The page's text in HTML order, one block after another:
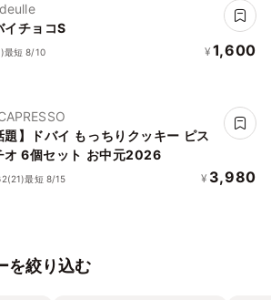
イチョコS
最短 8/10 ¥ 1,600
題】ドバイ もっちりクッキー ピス
オ 6個セット お中元2026
(21)最短 8/15 ¥ 3,980
を絞り込む